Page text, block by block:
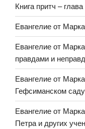
Книга притч – глава
Евангелие от
Евангелие от
правдами и
Евангелие от
Гефсиманском саду
Евангелие от
Петра и других